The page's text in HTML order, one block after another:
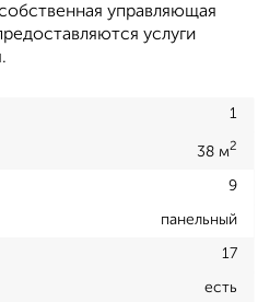
управляющая
услуги
1
38 м2
9
панельный
17
есть